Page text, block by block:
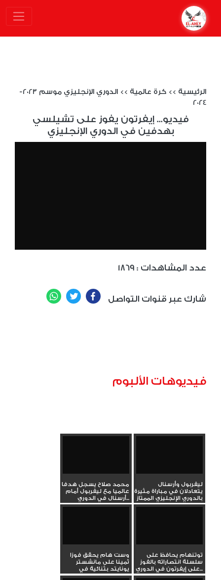
الرئيسية >> كرة عالمية >>
الدوري الإنجليزي موسم 2023-
2024
فيديو... إيفرتون يفوز على تشيلسي
بهدفين في الدوري الإنجليزي
1869 : عدد المشاهدات
شارك عبر قنوات التواصل Facebook
Twitter
فيديوهات الألبوم
ليفربول وأرسنال
يتعادلان في مباراة مثيرة
بالدوري الإنجليزي الممتاز
محمد صلاح يسجل هدفا
عالميا مع ليفربول أمام
أرسنال في الدوري...
توتنهام يحافظ على
سلسلة انتصاراته بالفوز
على إيفرتون في الدوري...
وست هام يحقق فوزا
ثمينا على مانشستر
يونايتد بثنائية في
الدوري...